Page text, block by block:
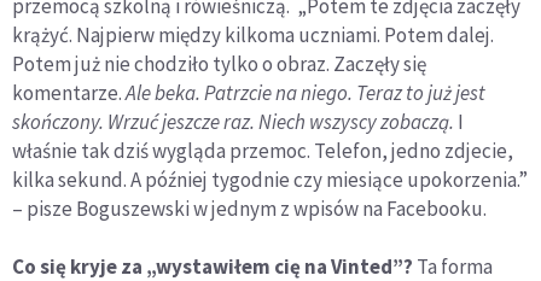
przemocą szkolną i rówieśniczą. „Potem te zdjęcia zaczęły
krążyć. Najpierw między kilkoma uczniami. Potem dalej.
Potem już nie chodziło tylko o obraz. Zaczęły się
komentarze.Ale beka. Patrzcie na niego. Teraz to już jest
skończony. Wrzuć jeszcze raz. Niech wszyscy zobaczą. I
właśnie tak dziś wygląda przemoc. Telefon, jedno zdjecie,
kilka sekund. A później tygodnie czy miesiące upokorzenia.”
– pisze Boguszewski w jednym z wpisów na Facebooku.
Co się kryje za „wystawiłem cię na Vinted”? Ta forma